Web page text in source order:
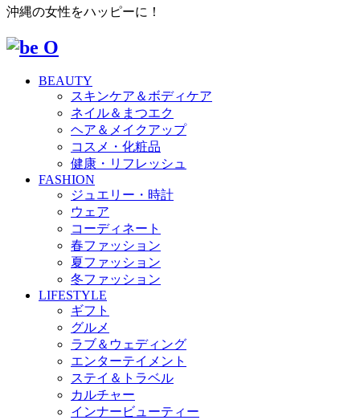
沖縄の女性をハッピーに！
BEAUTY
スキンケア＆ボディケア
ネイル＆まつエク
ヘア＆メイクアップ
コスメ・化粧品
健康・リフレッシュ
FASHION
ジュエリー・時計
ウェア
コーディネート
春ファッション
夏ファッション
冬ファッション
LIFESTYLE
ギフト
グルメ
ラブ＆ウェディング
エンターテイメント
ステイ＆トラベル
カルチャー
インナービューティー